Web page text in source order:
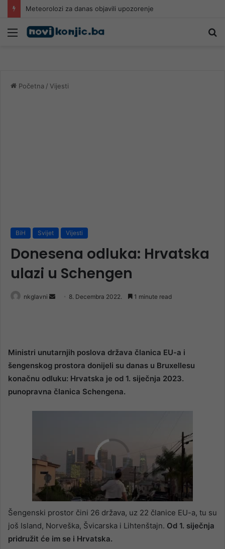
Meteorolozi za danas objavili upozorenje
Meni
Početna / Vijesti
BiH Svijet Vijesti
Donesena odluka: Hrvatska
ulazi u Schengen
nkglavni
Send 8. Decembra 2022. 1 minute read
Ministri unutarnjih poslova država članica EU-a i
šengenskog prostora donijeli su danas u Bruxellesu
konačnu odluku: Hrvatska je od 1. siječnja 2023.
punopravna članica Schengena.
00:00 00:36
Šengenski prostor čini 26 država, uz 22 članice EU-a, tu su
još Island, Norveška, Švicarska i Lihtenštajn. Od 1. siječnja
pridružit će im se i Hrvatska.